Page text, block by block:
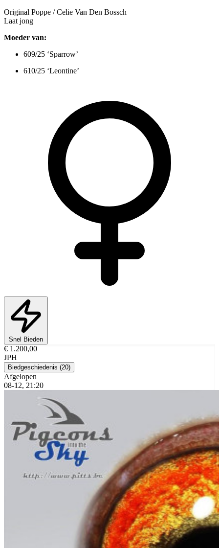
Original Poppe / Celie Van Den Bossch
Laat jong
Moeder van:
609/25 ‘Sparrow’
610/25 ‘Leontine’
Snel Bieden
€ 1.200,00
JPH
Biedgeschiedenis (20)
Afgelopen
08-12, 21:20